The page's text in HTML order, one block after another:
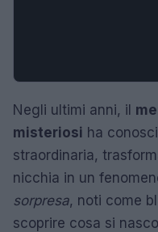
Negli ultimi anni, il
misteriosi ha
straordinaria,
nicchia in un
sorpresa, noti come
scoprire cosa si